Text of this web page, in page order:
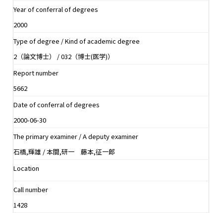
Year of conferral of degrees
2000
Type of degree / Kind of academic degree
2（論文博士） / 032（博士(医学)）
Report number
5662
Date of conferral of degrees
2000-06-30
The primary examiner / A deputy examiner
石橋,輝雄 / 本間,研一 藤本,征一郎
Location
Call number
1428